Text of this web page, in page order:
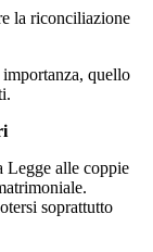
la riconciliazione
quello
Legge alle coppie
soprattutto